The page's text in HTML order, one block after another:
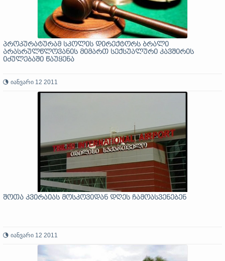
პროკურატურამ სკოლის დირექტორს ბრალი
არასრულწლოვანის მიმართ სექსუალური კავშირის
იძულებაში წაუყენა
იანვარი 12 2011
შოთა კვირაიას მოსკოვიდან დღეს ჩამოასვენებენ
იანვარი 12 2011